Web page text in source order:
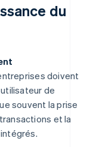
du
doivent
de
souvent la prise
et la